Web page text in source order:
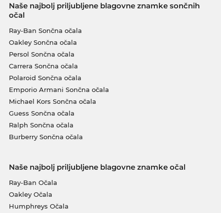
Naše najbolj priljubljene blagovne znamke sončnih
očal
Ray-Ban Sončna očala
Oakley Sončna očala
Persol Sončna očala
Carrera Sončna očala
Polaroid Sončna očala
Emporio Armani Sončna očala
Michael Kors Sončna očala
Guess Sončna očala
Ralph Sončna očala
Burberry Sončna očala
Naše najbolj priljubljene blagovne znamke očal
Ray-Ban Očala
Oakley Očala
Humphreys Očala